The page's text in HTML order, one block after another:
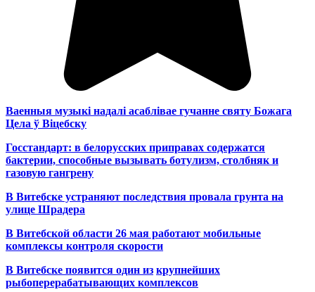
Ваенныя музыкі надалі асаблівае гучанне святу Божага
Цела ў Віцебску
Госстандарт: в белорусских приправах содержатся
бактерии, способные вызывать ботулизм, столбняк и
газовую гангрену
В Витебске устраняют последствия провала грунта на
улице Шрадера
В Витебской области 26 мая работают мобильные
комплексы контроля скорости
В Витебске появится один из крупнейших
рыбоперерабатывающих комплексов